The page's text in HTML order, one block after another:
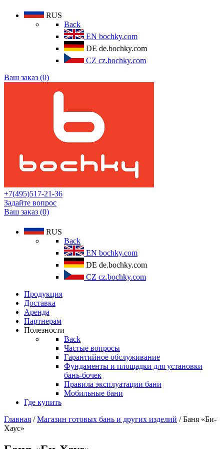
RUS
Back
EN bochky.com
DE de.bochky.com
CZ cz.bochky.com
Ваш заказ (0)
+7(495)517-21-36
Задайте вопрос
Ваш заказ (0)
RUS
Back
EN bochky.com
DE de.bochky.com
CZ cz.bochky.com
Продукция
Доставка
Аренда
Партнерам
Полезности
Back
Частые вопросы
Гарантийное обслуживание
Фундаменты и площадки для установки
бань-бочек
Правила эксплуатации бани
Мобильные бани
Где купить
Главная /Магазин готовых бань и других изделий / Баня «Би-
Хаус»